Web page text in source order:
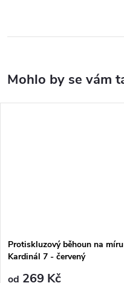
Protiskluzový běhoun na míru
Kardinál 7 - červený
od 269 Kč